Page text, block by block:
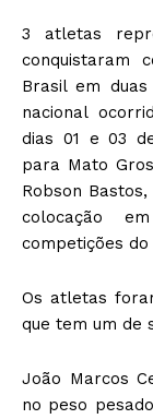
3 atletas
conquistaram
Brasil em
nacional
dias 01 e 03
para Mato
Robson
colocação
competições do
Os atletas
que tem um de
João Marcos
no peso